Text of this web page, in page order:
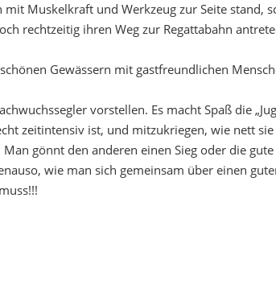
Muskelkraft und Werkzeug zur Seite stand,
rechtzeitig ihren Weg zur Regattabahn
Gewässern mit gastfreundlichen
vorstellen. Es macht Spaß die
zeitintensiv ist, und mitzukriegen, wie nett
gönnt den anderen einen Sieg oder die
wie man sich gemeinsam über einen